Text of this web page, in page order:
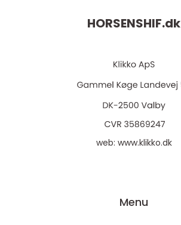
HORSENSHIF.dk
web: www.klikko.dk
Menu